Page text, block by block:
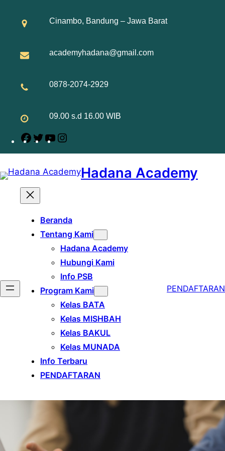
Cinambo, Bandung – Jawa Barat
academyhadana@gmail.com
0878-2074-2929
09.00 s.d 16.00 WIB
Facebook
TwitterYouTube
Hadana Academy
Beranda
Tentang Kami
Hadana Academy
Hubungi Kami
Info PSB
Program Kami
Kelas BATA
Kelas MISHBAH
Kelas BAKUL
Kelas MUNADA
Info Terbaru
PENDAFTARAN
PENDAFTARAN